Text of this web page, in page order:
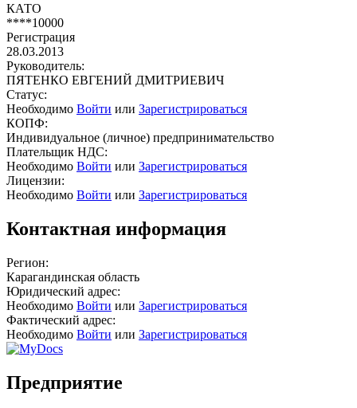
КАТО
****10000
Регистрация
28.03.2013
Руководитель:
ПЯТЕНКО ЕВГЕНИЙ ДМИТРИЕВИЧ
Статус:
Необходимо Войти или Зарегистрироваться
КОПФ:
Индивидуальное (личное) предпринимательство
Плательщик НДС:
Необходимо Войти или Зарегистрироваться
Лицензии:
Необходимо Войти или Зарегистрироваться
Контактная информация
Регион:
Карагандинская область
Юридический адрес:
Необходимо Войти или Зарегистрироваться
Фактический адрес:
Необходимо Войти или Зарегистрироваться
Предприятие